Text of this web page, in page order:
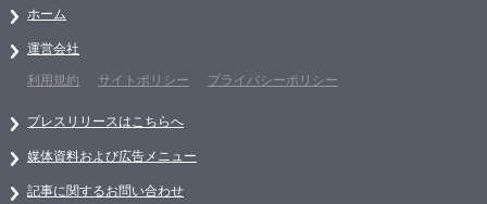
ホーム
運営会社
利用規約
サイトポリシー プライバシーポリシー
プレスリリースはこちらへ
媒体資料および広告メニュー
記事に関するお問い合わせ